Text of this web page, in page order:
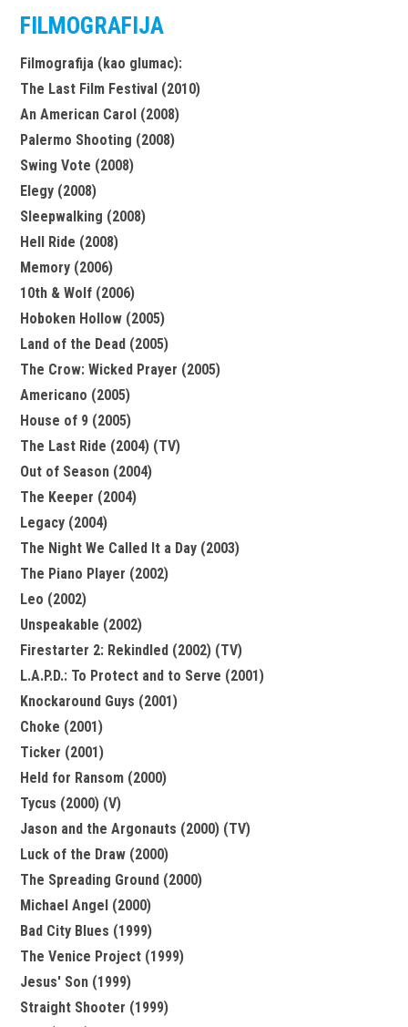
FILMOGRAFIJA
Filmografija (kao glumac):
The Last Film Festival (2010)
An American Carol (2008)
Palermo Shooting (2008)
Swing Vote (2008)
Elegy (2008)
Sleepwalking (2008)
Hell Ride (2008)
Memory (2006)
10th & Wolf (2006)
Hoboken Hollow (2005)
Land of the Dead (2005)
The Crow: Wicked Prayer (2005)
Americano (2005)
House of 9 (2005)
The Last Ride (2004) (TV)
Out of Season (2004)
The Keeper (2004)
Legacy (2004)
The Night We Called It a Day (2003)
The Piano Player (2002)
Leo (2002)
Unspeakable (2002)
Firestarter 2: Rekindled (2002) (TV)
L.A.P.D.: To Protect and to Serve (2001)
Knockaround Guys (2001)
Choke (2001)
Ticker (2001)
Held for Ransom (2000)
Tycus (2000) (V)
Jason and the Argonauts (2000) (TV)
Luck of the Draw (2000)
The Spreading Ground (2000)
Michael Angel (2000)
Bad City Blues (1999)
The Venice Project (1999)
Jesus' Son (1999)
Straight Shooter (1999)